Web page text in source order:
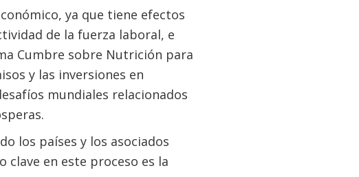
ya que tiene efectos
de la fuerza laboral, e
Cumbre sobre Nutrición para
y las inversiones en
mundiales relacionados
los países y los asociados
en este proceso es la